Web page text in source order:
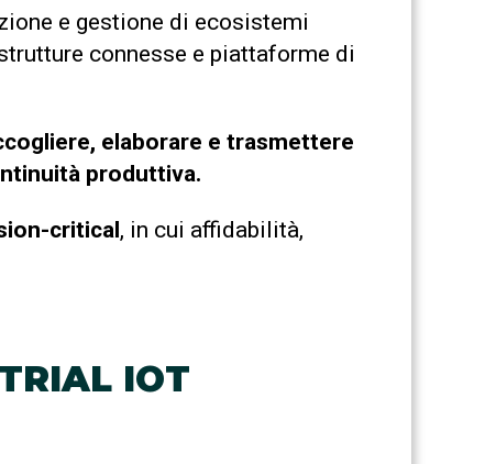
e gestione di ecosistemi
connesse e piattaforme di
elaborare e trasmettere
produttiva.
critical, in cui affidabilità,
IOT